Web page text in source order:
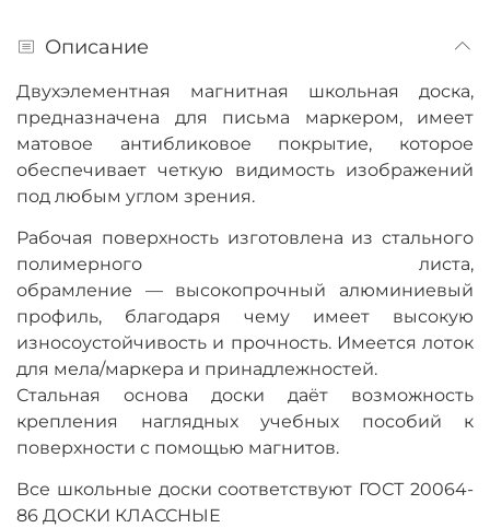
Описание
Двухэлементная магнитная школьная доска,
предназначена для письма маркером, имеет
матовое антибликовое покрытие, которое
обеспечивает четкую видимость изображений
под любым углом зрения.
Рабочая поверхность изготовлена из стального
полимерного листа,
обрамление — высокопрочный алюминиевый
профиль, благодаря чему имеет высокую
износоустойчивость и прочность. Имеется лоток
для мела/маркера и принадлежностей.
Стальная основа доски даёт возможность
крепления наглядных учебных пособий к
поверхности с помощью магнитов.
Все школьные доски соответствуют ГОСТ 20064-
86 ДОСКИ КЛАССНЫЕ